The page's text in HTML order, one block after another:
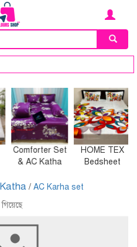
Comforter Set
& AC Katha
HOME TEX
Bedsheet
/ AC Karha set